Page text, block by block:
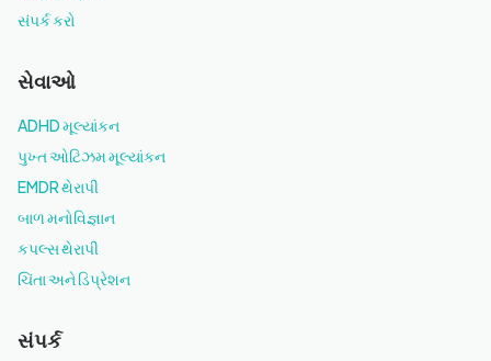
સંપર્ક કરો
સેવાઓ
ADHD મૂલ્યાંકન
પુખ્ત ઓટિઝમ મૂલ્યાંકન
EMDR થેરાપી
બાળ મનોવિજ્ઞાન
કપલ્સ થેરાપી
ચિંતા અને ડિપ્રેશન
સંપર્ક